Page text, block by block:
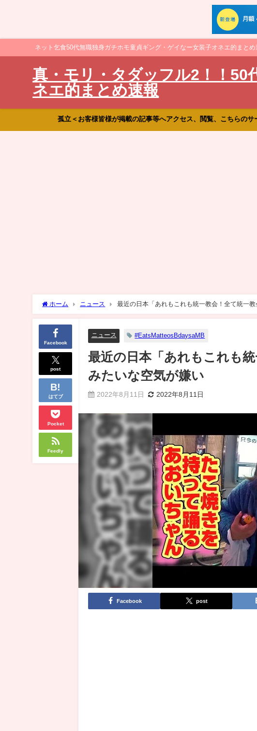
ネット乞食50代無職独身ガチホモ童貞ギング・ゲイなー女装子オネエ的まと
真・モリ・タダッフル2！！50
ネエ的まとめ速報
孤立＜お客様皆様が掲載の記事等へアクセス、閲覧、こちらの
ホーム ニュース 最近の日本「あれもこれも統一教会！全て統一
Facebook
post
はてブ
Pocket
Feedly
ニュース #EatsMatteosBdaysaMB
最近の日本「あれもこれも
みたいな空気が嫌い
2022年8月11日 2022年8月11日
Facebook post